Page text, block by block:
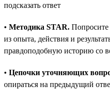
подсказать ответ
• Методика STAR. Попросите
из опыта, действия и
правдоподобную историю со
• Цепочки уточняющих
опираться на предыдущий